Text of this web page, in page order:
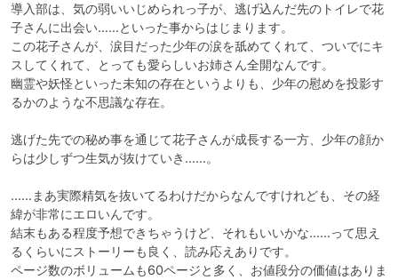
導入部は、気の弱いいじめられっ子が、逃げ込んだ先のトイレで花
子さんに出会い……といった事からはじまります。
この花子さんが、涙目だった少年の涙を舐めてくれて、ついでにキ
スしてくれて、とっても愛らしいお姉さん全開なんです。
幽霊や妖怪といった未知の存在というよりも、少年の慰めを投影す
るかのような不思議な存在。
逃げた先での秘め事を通じて花子さんが成長する一方、少年の顔か
らは少しずつ生気が抜けていき……。
……まあ実際精気を抜いてるわけだからなんですけれども、その経
緯が非常にエロいんです。
結末もある程度予想できちゃうけど、それもいいかな……って思え
るくらいにストーリーも良く、読み応えありです。
ページ数のボリュームも60ページと多く、お値段分の価値はありま